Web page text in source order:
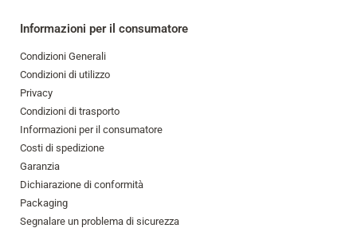
Informazioni per il consumatore
Condizioni Generali
Condizioni di utilizzo
Privacy
Condizioni di trasporto
Informazioni per il consumatore
Costi di spedizione
Garanzia
Dichiarazione di conformità
Packaging
Segnalare un problema di sicurezza